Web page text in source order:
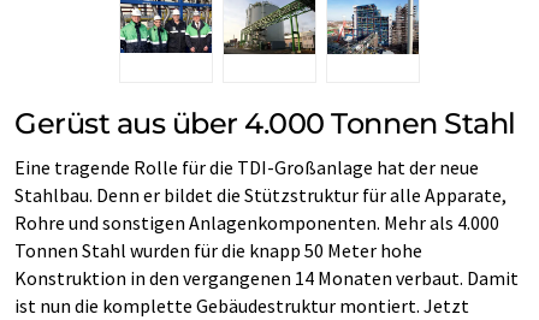
Gerüst aus über 4.000 Tonnen Stahl
Eine tragende Rolle für die TDI-Großanlage hat der neue
Stahlbau. Denn er bildet die Stützstruktur für alle Apparate,
Rohre und sonstigen Anlagenkomponenten. Mehr als 4.000
Tonnen Stahl wurden für die knapp 50 Meter hohe
Konstruktion in den vergangenen 14 Monaten verbaut. Damit
ist nun die komplette Gebäudestruktur montiert. Jetzt